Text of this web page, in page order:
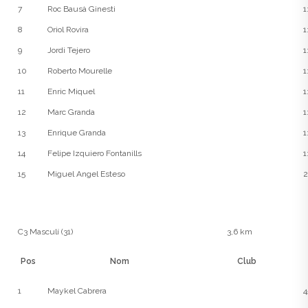
7 Roc Bausà Ginesti
8 Oriol Rovira
9 Jordi Tejero
10 Roberto Mourelle
11 Enric Miquel
12 Marc Granda
13 Enrique Granda
14 Felipe Izquiero Fontanills
15 Miguel Angel Esteso
C3 Masculí (31) 3,6 km
Pos Nom Club
1 Maykel Cabrera